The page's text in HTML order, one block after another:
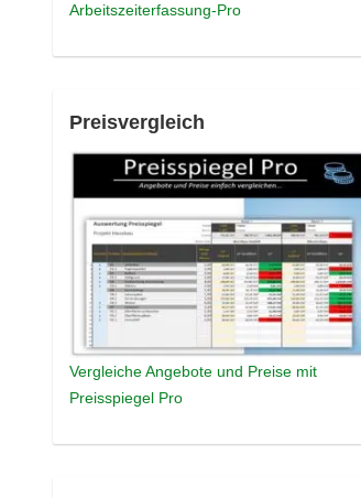
Arbeitszeiterfassung-Pro
Preisvergleich
Vergleiche Angebote und Preise mit
Preisspiegel Pro